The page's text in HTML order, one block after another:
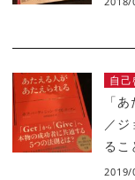
自己
「
／ジ
るこ
2019/